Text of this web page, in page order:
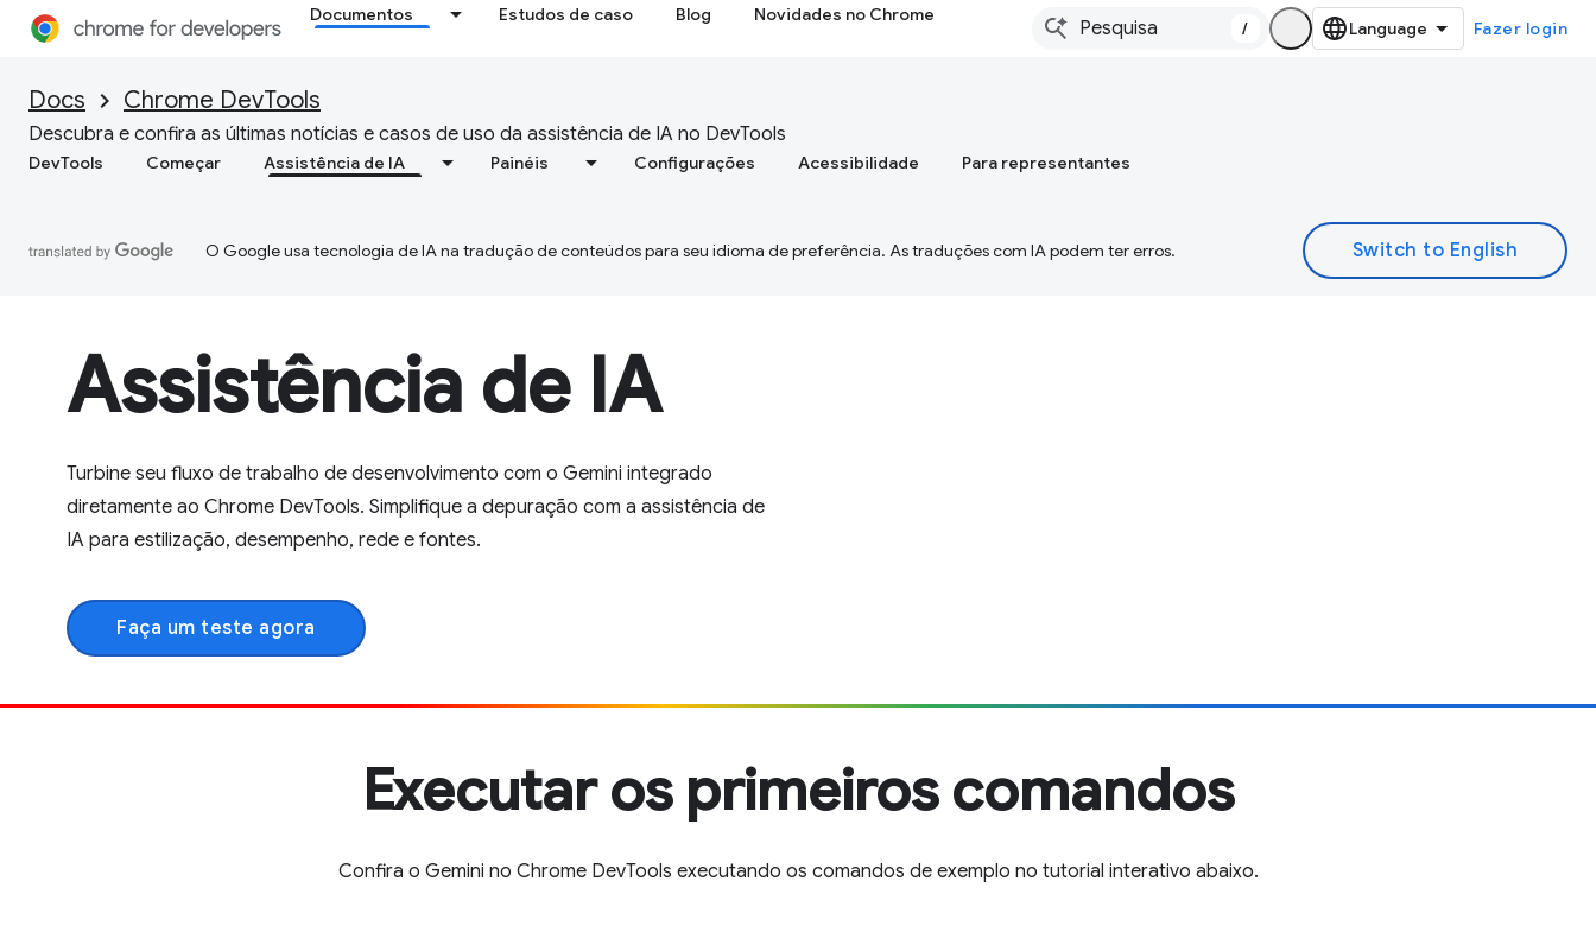
Documentos Estudos de caso Blog Novidades no Chrome
/ Fazer login
Docs Chrome DevTools
Descubra e confira as últimas notícias e casos de uso da assistência de IA no DevTools
DevTools Começar Assistência de IA Painéis Configurações Acessibilidade Para representantes
O Google usa tecnologia de IA na tradução de conteúdos para seu idioma de preferência. As traduções com IA podem ter erros.
Assistência de IA
Turbine seu fluxo de trabalho de desenvolvimento com o Gemini integrado
diretamente ao Chrome DevTools. Simplifique a depuração com a assistência de
IA para estilização, desempenho, rede e fontes.
Faça um teste agora
Executar os primeiros comandos
Confira o Gemini no Chrome DevTools executando os comandos de exemplo no tutorial interativo abaixo.